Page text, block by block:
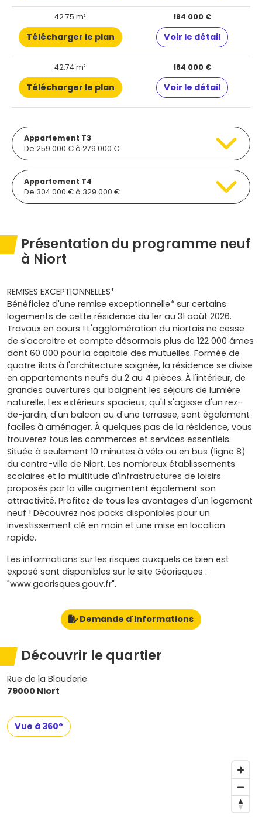
42.75 m² 184 000 €
Télécharger le plan Voir le détail
42.74 m² 184 000 €
Télécharger le plan Voir le détail
Appartement T3
De 259 000 € à 279 000 €
Appartement T4
De 304 000 € à 329 000 €
Présentation du programme neuf
à Niort
REMISES EXCEPTIONNELLES*
Bénéficiez d'une remise exceptionnelle* sur certains
logements de cette résidence du 1er au 31 août 2026.
Travaux en cours ! L'agglomération du niortais ne cesse
de s'accroitre et compte désormais plus de 122 000 âmes
dont 60 000 pour la capitale des mutuelles. Formée de
quatre îlots à l'architecture soignée, la résidence se divise
en appartements neufs du 2 au 4 pièces. À l'intérieur, de
grandes ouvertures qui baignent les séjours de lumière
naturelle. Les extérieurs spacieux, qu'il s'agisse d'un rez-
de-jardin, d'un balcon ou d'une terrasse, sont également
faciles à aménager. À quelques pas de la résidence, vous
trouverez tous les commerces et services essentiels.
Située à seulement 10 minutes à vélo ou en bus (ligne 8)
du centre-ville de Niort. Les nombreux établissements
scolaires et la multitude d'infrastructures de loisirs
proposés par la ville augmentent également son
attractivité. Profitez de tous les avantages d'un logement
neuf ! Découvrez nos packs disponibles pour un
investissement clé en main et une mise en location
rapide.
Les informations sur les risques auxquels ce bien est
exposé sont disponibles sur le site Géorisques :
"www.georisques.gouv.fr".
Demande d'informations
Découvrir le quartier
Rue de la Blauderie
79000 Niort
Vue à 360°